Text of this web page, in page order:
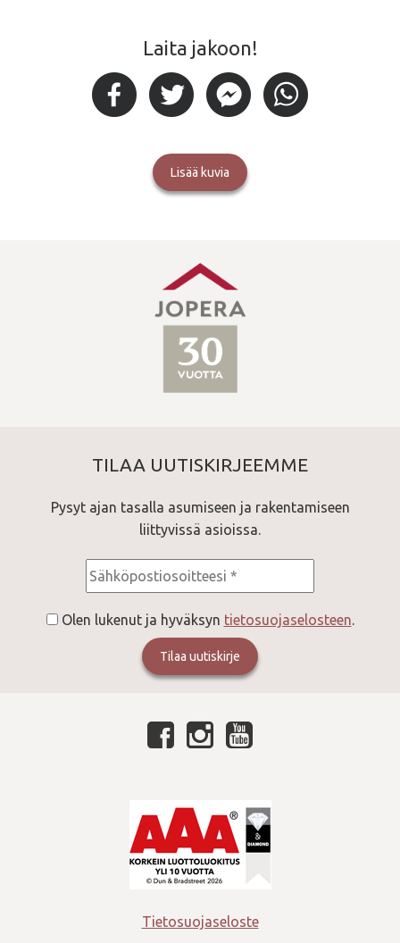
Laita jakoon!
Lisää kuvia
TILAA UUTISKIRJEEMME
Pysyt ajan tasalla asumiseen ja rakentamiseen
liittyvissä asioissa.
Consent *
Olen lukenut ja hyväksyn tietosuojaselosteen.
Tietosuojaseloste